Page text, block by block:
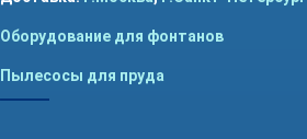
Оборудование для фонтанов
Пылесосы для пруда